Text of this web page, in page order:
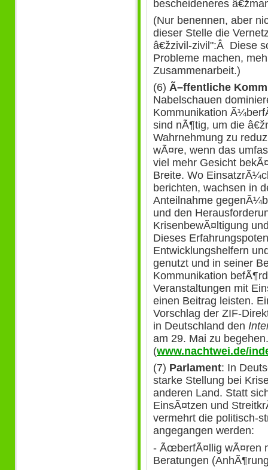
bescheideneres
(Nur benennen, aber
dieser Stelle die
â€žzivil-zivil":Â Diese
Probleme machen,
Zusammenarbeit.)
(6) Ã–ffentliche
Nabelschauen
Kommunikation
sind nÃ¶tig, um die
Wahrnehmung zu
wÃ¤re, wenn das
viel mehr Gesicht
Breite. Wo
berichten, wachsen in
Anteilnahme
und den
KrisenbewÃ¤ltigung
Dieses
Entwicklungshelfern
genutzt und in seiner
Kommunikation
Veranstaltungen mit
einen Beitrag leisten.
Vorschlag der ZIF-
in Deutschland den
am 29. Mai zu begehen.
(www.nachtwei.de/
(7) Parlament: In
starke Stellung bei
anderen Land. Statt
EinsÃ¤tzen und
vermehrt die politisch-
angegangen werden:
- ÃœberfÃ¤llig wÃ¤ren
Beratungen